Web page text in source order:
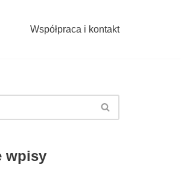
Współpraca i kontakt
wpisy